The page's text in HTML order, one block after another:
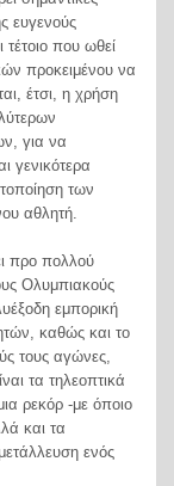
ευγενούς
που ωθεί
προκειμένου να
έτσι, η χρήση
για να
γενικότερα
των
αθλητή.
προ πολλού
Ολυμπιακούς
εμπορική
καθώς και το
τους αγώνες,
τα τηλεοπτικά
ρεκόρ -με όποιο
και τα
ενός